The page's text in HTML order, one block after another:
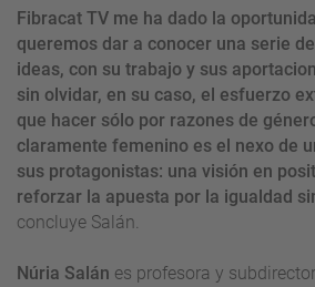
Fibracat TV me ha dado la
queremos dar a conocer una serie
ideas, con su trabajo y sus
sin olvidar, en su caso, el esfuerzo
que hacer sólo por razones de
claramente femenino es el nexo de
sus protagonistas: una visión en
reforzar la apuesta por la igualdad
concluye Salán.
Núria Salán es profesora y